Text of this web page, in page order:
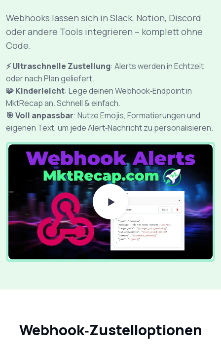
Webhooks lassen sich in Slack, Notion, Discord
oder andere Tools integrieren – komplett ohne
Code.
⚡ Ultraschnelle Zustellung: Alerts werden in Echtzeit
oder nach Plan geliefert.
🧩 Kinderleicht: Lege deinen Webhook‑Endpoint in
MktRecap an. Schnell & einfach.
🎯 Voll anpassbar: Nutze Emojis, Formatierungen und
eigenen Text, um jede Alert‑Nachricht zu personalisieren.
Webhook‑Zustelloptionen